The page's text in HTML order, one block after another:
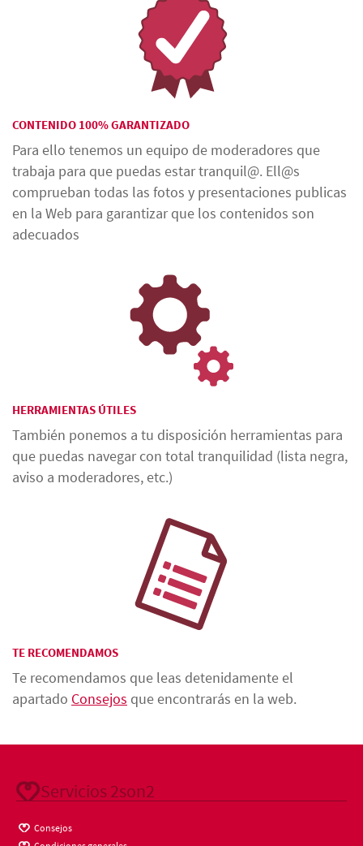
CONTENIDO 100% GARANTIZADO
Para ello tenemos un equipo de moderadores que
trabaja para que puedas estar tranquil@. Ell@s
comprueban todas las fotos y presentaciones publicas
en la Web para garantizar que los contenidos son
adecuados
HERRAMIENTAS ÚTILES
También ponemos a tu disposición herramientas para
que puedas navegar con total tranquilidad (lista negra,
aviso a moderadores, etc.)
TE RECOMENDAMOS
Te recomendamos que leas detenidamente el
apartado Consejos que encontrarás en la web.
Servicios 2son2
Consejos